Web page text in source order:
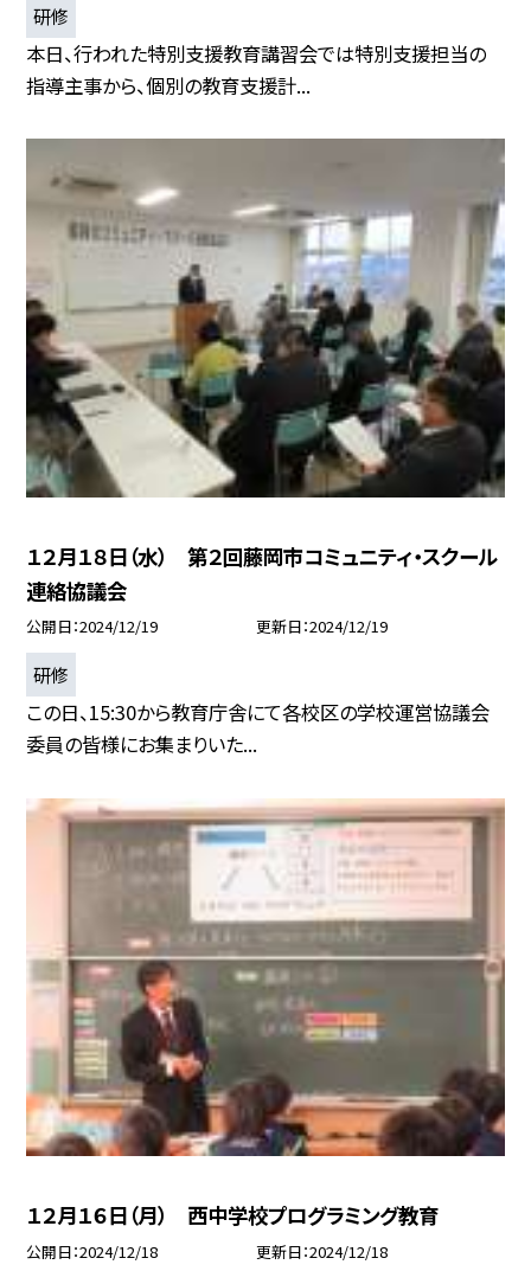
研修
本日、行われた特別支援教育講習会では特別支援担当の
指導主事から、個別の教育支援計...
１２月１８日（水） 第２回藤岡市コミュニティ・スクール
連絡協議会
公開日 2024/12/19 更新日 2024/12/19
研修
この日、15:30から教育庁舎にて各校区の学校運営協議会
委員の皆様にお集まりいた...
１２月１６日（月） 西中学校プログラミング教育
公開日 2024/12/18 更新日 2024/12/18